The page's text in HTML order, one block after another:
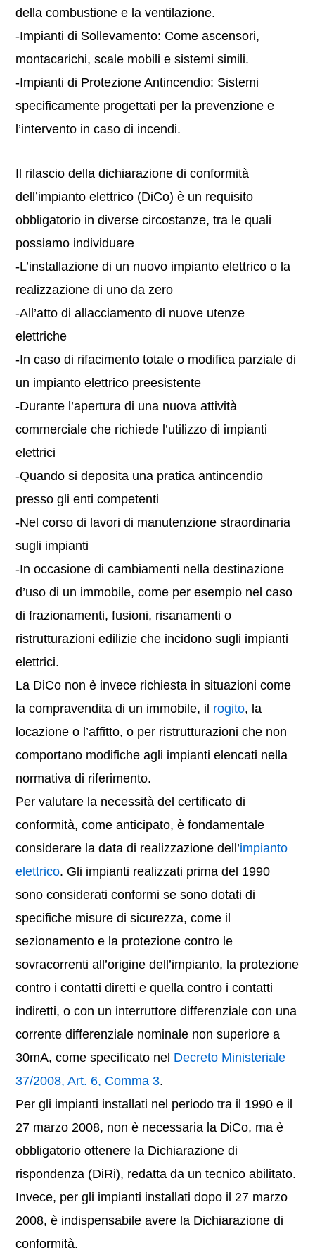
della combustione e la ventilazione.
-Impianti di Sollevamento: Come ascensori,
montacarichi, scale mobili e sistemi simili.
-Impianti di Protezione Antincendio: Sistemi
specificamente progettati per la prevenzione e
l’intervento in caso di incendi.
Il rilascio della dichiarazione di conformità
dell’impianto elettrico (DiCo) è un requisito
obbligatorio in diverse circostanze, tra le quali
possiamo individuare
-L’installazione di un nuovo impianto elettrico o la
realizzazione di uno da zero
-All’atto di allacciamento di nuove utenze
elettriche
-In caso di rifacimento totale o modifica parziale di
un impianto elettrico preesistente
-Durante l’apertura di una nuova attività
commerciale che richiede l’utilizzo di impianti
elettrici
-Quando si deposita una pratica antincendio
presso gli enti competenti
-Nel corso di lavori di manutenzione straordinaria
sugli impianti
-In occasione di cambiamenti nella destinazione
d’uso di un immobile, come per esempio nel caso
di frazionamenti, fusioni, risanamenti o
ristrutturazioni edilizie che incidono sugli impianti
elettrici.
La DiCo non è invece richiesta in situazioni come
la compravendita di un immobile, il rogito, la
locazione o l’affitto, o per ristrutturazioni che non
comportano modifiche agli impianti elencati nella
normativa di riferimento.
Per valutare la necessità del certificato di
conformità, come anticipato, è fondamentale
considerare la data di realizzazione dell’impianto
elettrico. Gli impianti realizzati prima del 1990
sono considerati conformi se sono dotati di
specifiche misure di sicurezza, come il
sezionamento e la protezione contro le
sovracorrenti all’origine dell’impianto, la protezione
contro i contatti diretti e quella contro i contatti
indiretti, o con un interruttore differenziale con una
corrente differenziale nominale non superiore a
30mA, come specificato nel Decreto Ministeriale
37/2008, Art. 6, Comma 3.
Per gli impianti installati nel periodo tra il 1990 e il
27 marzo 2008, non è necessaria la DiCo, ma è
obbligatorio ottenere la Dichiarazione di
rispondenza (DiRi), redatta da un tecnico abilitato.
Invece, per gli impianti installati dopo il 27 marzo
2008, è indispensabile avere la Dichiarazione di
conformità.